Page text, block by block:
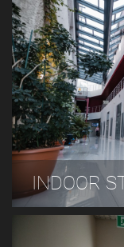
INDOOR